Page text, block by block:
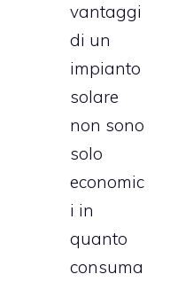
vantaggi
di un
impianto
solare
non sono
solo
economic
i in
quanto
consuma